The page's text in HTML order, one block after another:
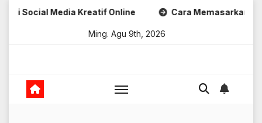
Skip
Media Kreatif Online Cara Memasarkan Produk
Ming. Agu 9th, 2026